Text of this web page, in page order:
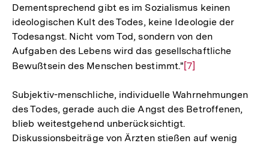
Dementsprechend gibt es im Sozialismus keinen
ideologischen Kult des Todes, keine Ideologie der
Todesangst. Nicht vom Tod, sondern von den
Aufgaben des Lebens wird das gesellschaftliche
Bewußtsein des Menschen bestimmt."Zur
der
Fußnote
[7]
Subjektiv-menschliche, individuelle Wahrnehmungen
des Todes, gerade auch die Angst des Betroffenen,
blieb weitestgehend unberücksichtigt.
Diskussionsbeiträge von Ärzten stießen auf wenig